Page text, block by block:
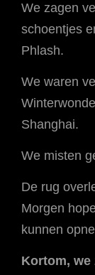
We zagen
schoentjes
Phlash.
We waren
Shanghai.
We misten
De rug
Morgen
kunnen
Kortom, we